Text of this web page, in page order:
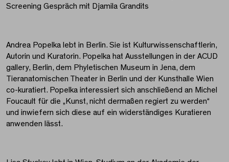
Screening Gespräch mit Djamila Grandits
Andrea Popelka lebt in Berlin. Sie ist Kulturwissenschaftlerin,
Autorin und Kuratorin. Popelka hat Ausstellungen in der ACUD
gallery, Berlin, dem Phyletischen Museum in Jena, dem
Tieranatomischen Theater in Berlin und der Kunsthalle Wien
co-kuratiert. Popelka interessiert sich anschließend an Michel
Foucault für die „Kunst, nicht dermaßen regiert zu werden“
und inwiefern sich diese auf ein widerständiges Kuratieren
anwenden lässt.